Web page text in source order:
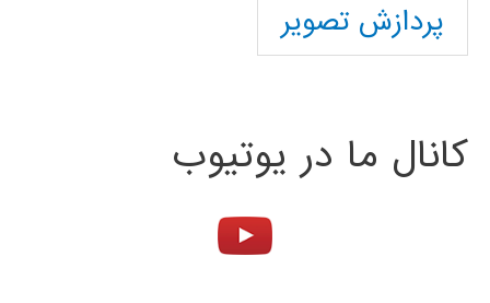
پردازش تصویر
کانال ما در یوتیوب